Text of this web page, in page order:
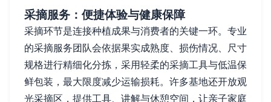
采摘服务：便捷体验与健康保障
采摘环节是连接种植成果与消费者的关键一环。专业
的采摘服务团队会依据果实成熟度、损伤情况、尺寸
规格进行精细化分拣，采用轻柔的采摘工具与低温保
鲜包装，最大限度减少运输损耗。许多基地还开放观
光采摘区，提供工具、讲解与休憩空间，让亲子家庭